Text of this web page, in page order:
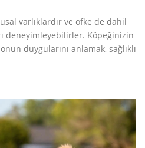
varlıklardır ve öfke de dahil
deneyimleyebilirler. Köpeğinizin
duygularını anlamak, sağlıklı